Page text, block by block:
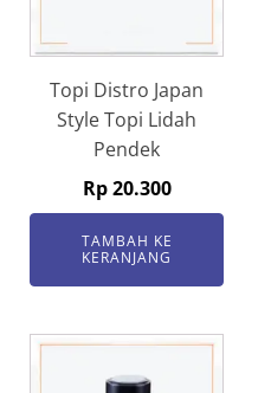
Topi Distro Japan
Style Topi Lidah
Pendek
Rp20.300
TAMBAH KE
KERANJANG